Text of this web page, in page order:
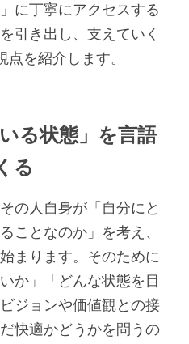
に丁寧にアクセスする
引き出し、支えていく
を紹介します。
る状態」を言語
る
の人自身が「自分にと
ことなのか」を考え、
まります。そのために
か」「どんな状態を目
ジョンや価値観との接
快適かどうかを問うの